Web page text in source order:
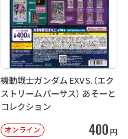
機動戦士ガンダム EXVS.（エク
ストリームバーサス） あそーと
コレクション
オンライン 400 円